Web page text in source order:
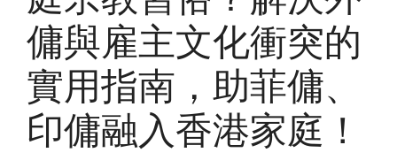
傭與雇主文化衝突的
實用指南，助菲傭、
印傭融入香港家庭！